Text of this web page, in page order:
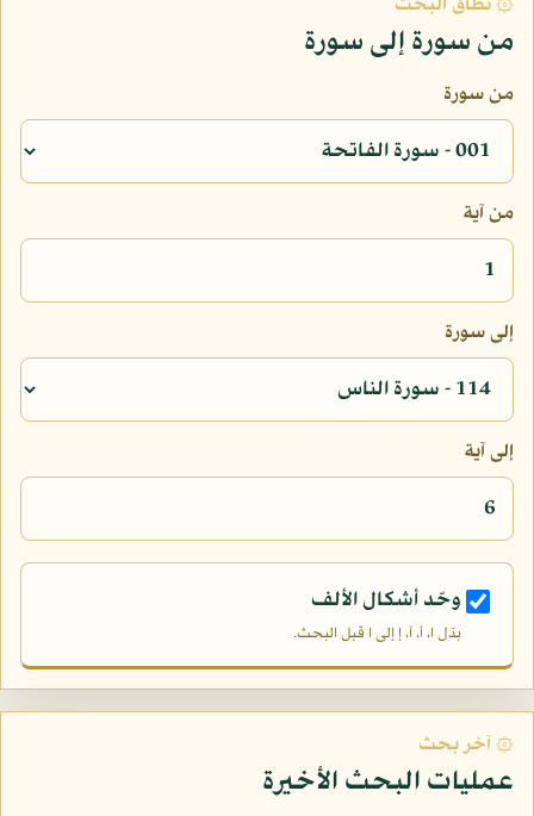
۞ نطاق البحث
من سورة إلى سورة
من سورة
من آية
إلى سورة
إلى آية
وحّد أشكال الألف
بدّل ا، أ، آ، إ إلى ا قبل البحث.
۞ آخر بحث
عمليات البحث الأخيرة